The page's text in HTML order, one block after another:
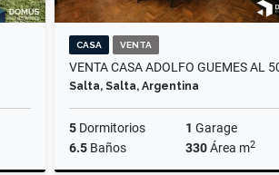
CASA VENTA
VENTA CASA ADOLFO GUEMES AL
Salta, Salta, Argentina
5 Dormitorios 1 Garage
6.5 Baños 330Área m2